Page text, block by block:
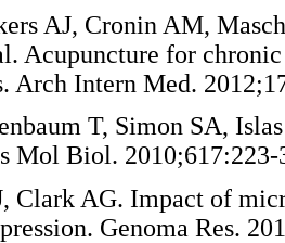
AJ, Cronin AM,
Acupuncture for
Arch Intern Med.
T, Simon SA,
Mol Biol.
Clark AG. Impact of
Genoma